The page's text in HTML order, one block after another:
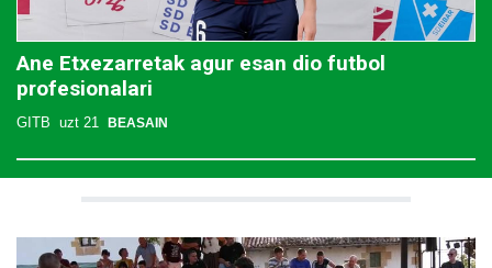
Ane Etxezarretak agur esan dio futbol
profesionalari
GITB uzt 21 BEASAIN